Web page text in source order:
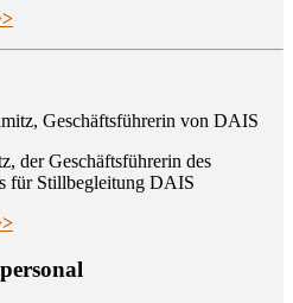
der Geschäftsführerin des
für Stillbegleitung DAIS